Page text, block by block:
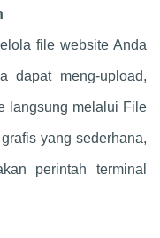
file website Anda
dapat meng-upload,
langsung melalui File
yang sederhana,
perintah terminal